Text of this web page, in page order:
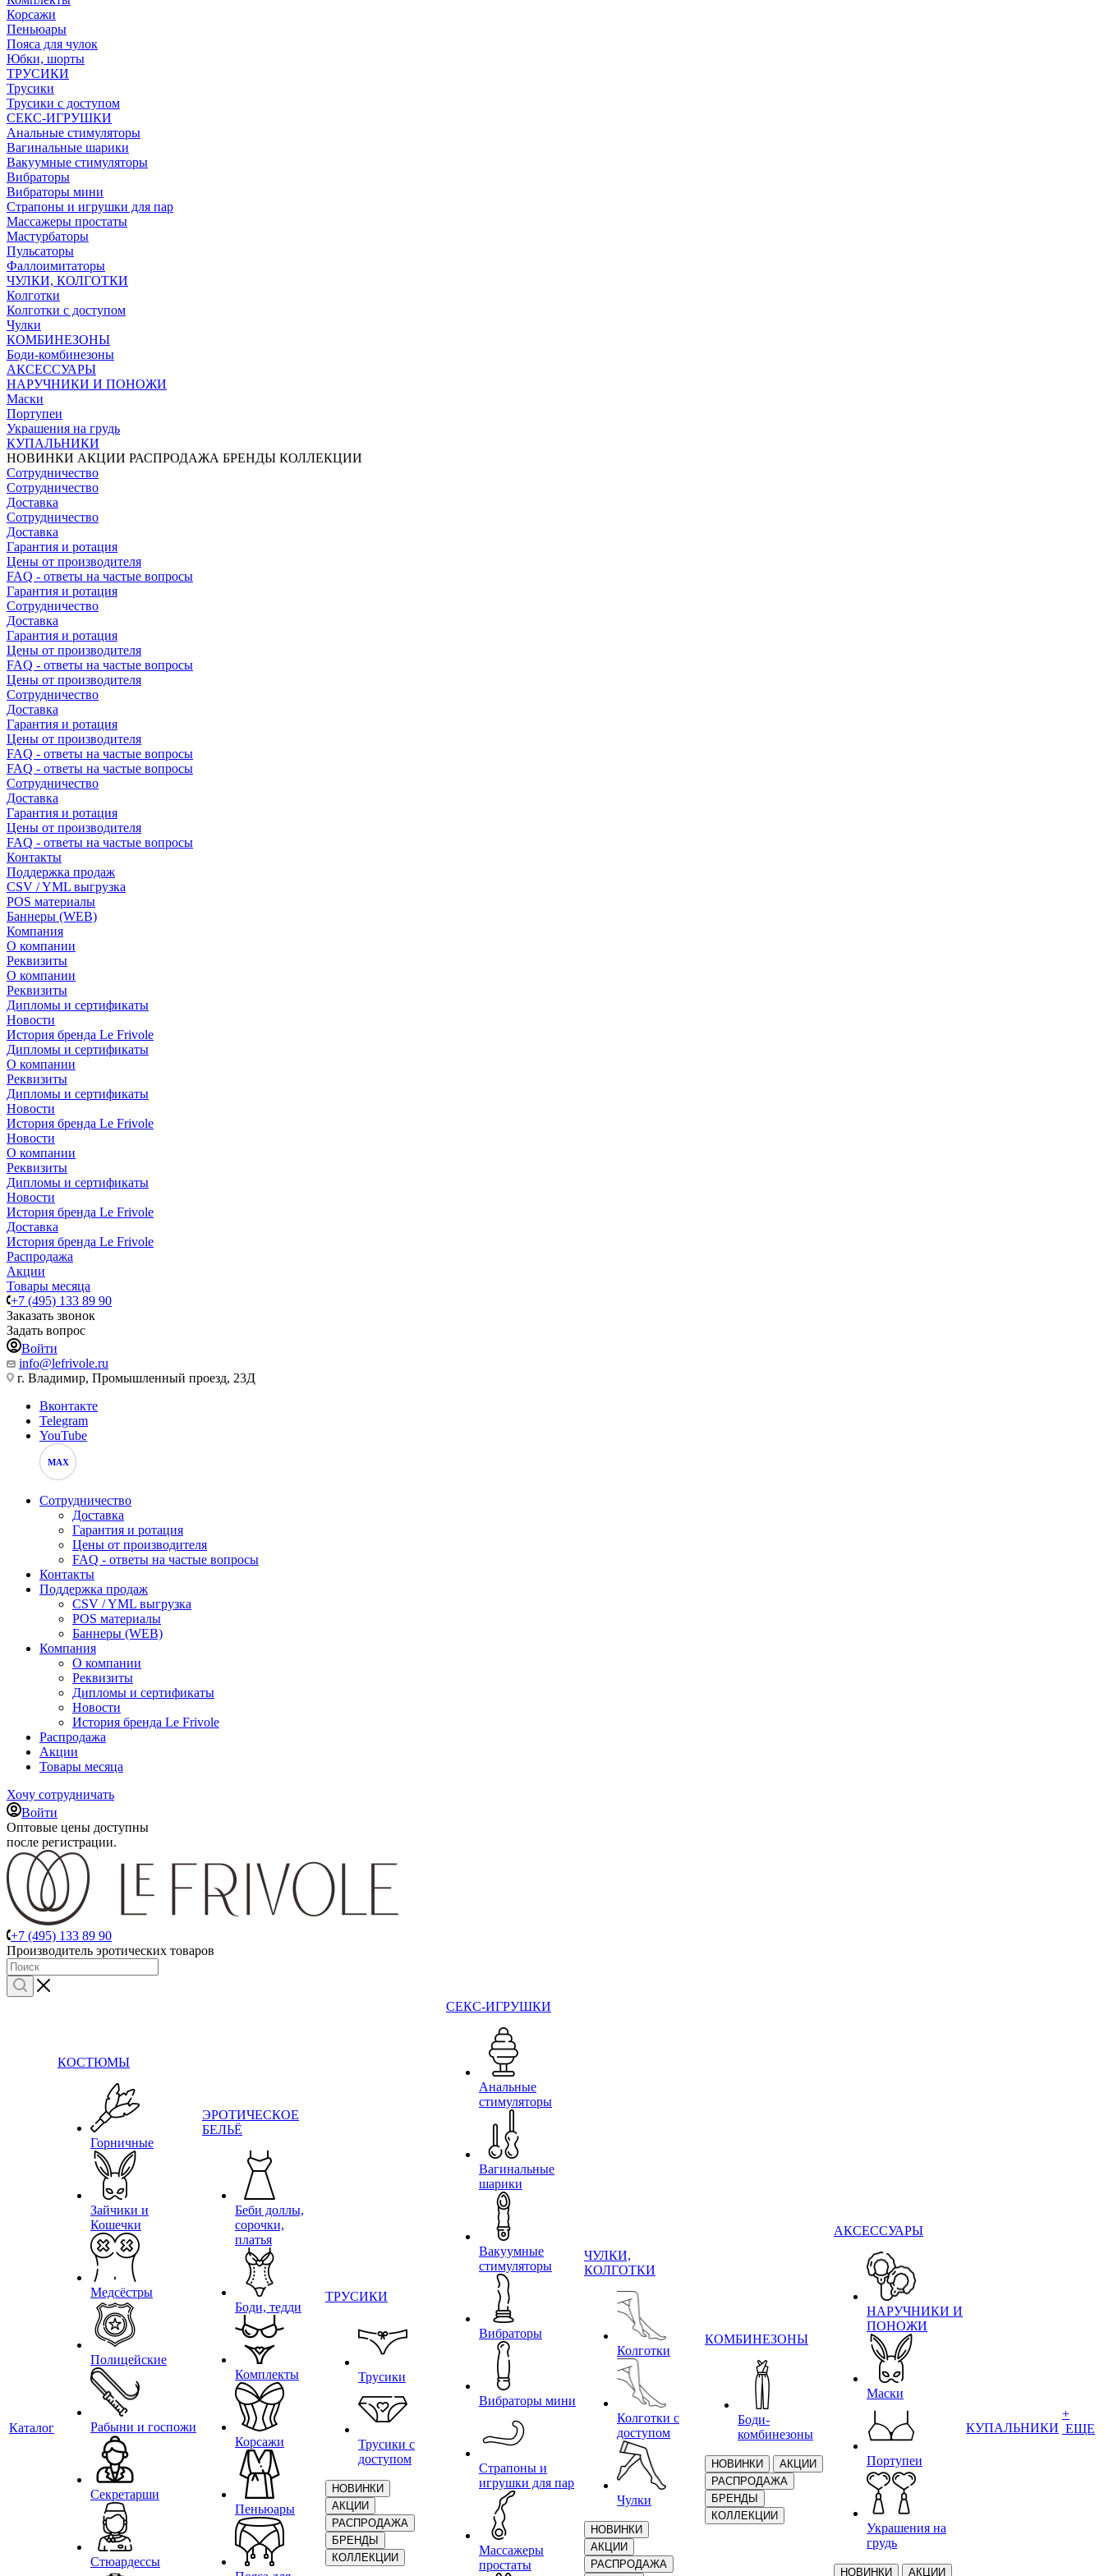
Корсажи
Пеньюары
Пояса для чулок
Юбки, шорты
ТРУСИКИ
Трусики
Трусики с доступом
СЕКС-ИГРУШКИ
Анальные стимуляторы
Вагинальные шарики
Вакуумные стимуляторы
Вибраторы
Вибраторы мини
Страпоны и игрушки для пар
Массажеры простаты
Мастурбаторы
Пульсаторы
Фаллоимитаторы
ЧУЛКИ, КОЛГОТКИ
Колготки
Колготки с доступом
Чулки
КОМБИНЕЗОНЫ
Боди-комбинезоны
АКСЕССУАРЫ
НАРУЧНИКИ И ПОНОЖИ
Маски
Портупеи
Украшения на грудь
КУПАЛЬНИКИ
НОВИНКИ АКЦИИ РАСПРОДАЖА БРЕНДЫ КОЛЛЕКЦИИ
Сотрудничество
Сотрудничество
Доставка
Сотрудничество
Доставка
Гарантия и ротация
Цены от производителя
FAQ - ответы на частые вопросы
Гарантия и ротация
Сотрудничество
Доставка
Гарантия и ротация
Цены от производителя
FAQ - ответы на частые вопросы
Цены от производителя
Сотрудничество
Доставка
Гарантия и ротация
Цены от производителя
FAQ - ответы на частые вопросы
FAQ - ответы на частые вопросы
Сотрудничество
Доставка
Гарантия и ротация
Цены от производителя
FAQ - ответы на частые вопросы
Контакты
Поддержка продаж
CSV / YML выгрузка
POS материалы
Баннеры (WEB)
Компания
О компании
Реквизиты
О компании
Реквизиты
Дипломы и сертификаты
Новости
История бренда Le Frivole
Дипломы и сертификаты
О компании
Реквизиты
Дипломы и сертификаты
Новости
История бренда Le Frivole
Новости
О компании
Реквизиты
Дипломы и сертификаты
Новости
История бренда Le Frivole
Доставка
История бренда Le Frivole
Распродажа
Акции
Товары месяца
+7 (495) 133 89 90
Заказать звонок
Задать вопрос
Войти
info@lefrivole.ru
г. Владимир, Промышленный проезд, 23Д
Вконтакте
Telegram
YouTube
MAX
Сотрудничество
Доставка
Гарантия и ротация
Цены от производителя
FAQ - ответы на частые вопросы
Контакты
Поддержка продаж
CSV / YML выгрузка
POS материалы
Баннеры (WEB)
Компания
О компании
Реквизиты
Дипломы и сертификаты
Новости
История бренда Le Frivole
Распродажа
Акции
Товары месяца
Хочу сотрудничать
Войти
Оптовые цены доступны
после регистрации.
+7 (495) 133 89 90
Производитель эротических товаров
Каталог
КОСТЮМЫ
Горничные
Зайчики и
Кошечки
Медсёстры
Полицейские
Рабыни и госпожи
Секретарши
Стюардессы
ЭРОТИЧЕСКОЕ
БЕЛЬЁ
Беби доллы,
сорочки,
платья
Боди, тедди
Комплекты
Корсажи
Пеньюары
ТРУСИКИ
Трусики
Трусики с
доступом
НОВИНКИ
АКЦИИ
РАСПРОДАЖА
БРЕНДЫ
КОЛЛЕКЦИИ
СЕКС-ИГРУШКИ
Анальные
стимуляторы
Вагинальные
шарики
Вакуумные
стимуляторы
Вибраторы
Вибраторы мини
Страпоны и
игрушки для пар
Массажеры
простаты
ЧУЛКИ,
КОЛГОТКИ
Колготки
Колготки с
доступом
Чулки
НОВИНКИ
АКЦИИ
РАСПРОДАЖА
КОМБИНЕЗОНЫ
Боди-
комбинезоны
НОВИНКИ
АКЦИИ
РАСПРОДАЖА
БРЕНДЫ
КОЛЛЕКЦИИ
АКСЕССУАРЫ
НАРУЧНИКИ И
ПОНОЖИ
Маски
Портупеи
Украшения на
грудь
НОВИНКИ АКЦИИ
КУПАЛЬНИКИ
+
ЕЩЕ